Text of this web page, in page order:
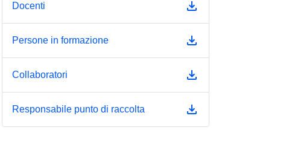
Docenti
Persone in formazione
Collaboratori
Responsabile punto di raccolta